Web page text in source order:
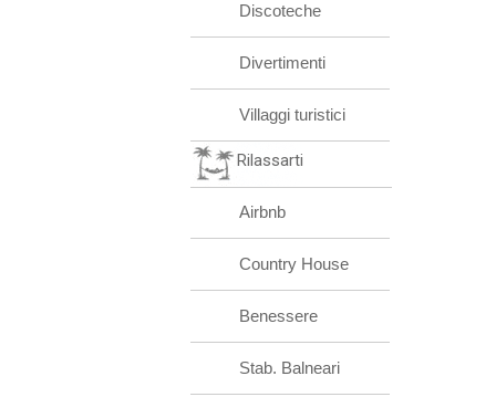
Discoteche
Divertimenti
Villaggi turistici
Rilassarti
Airbnb
Country House
Benessere
Stab. Balneari